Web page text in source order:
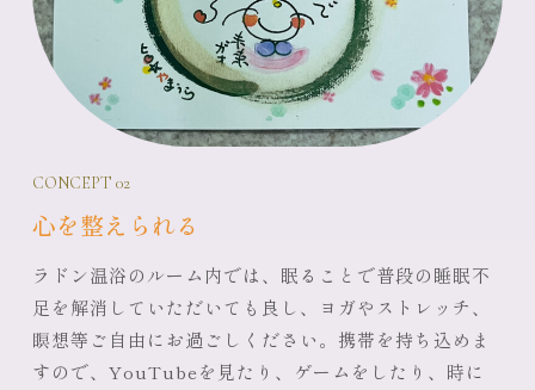
CONCEPT 02
心を整えられる
ラドン温浴のルーム内では、眠ることで普段の睡眠不
足を解消していただいても良し、ヨガやストレッチ、
瞑想等ご自由にお過ごしください。携帯を持ち込めま
すので、YouTubeを見たり、ゲームをしたり、時に